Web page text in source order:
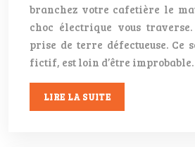
branchez votre cafetière le
choc électrique vous
prise de terre défectueuse. Ce
fictif, est loin d’être
LIRE LA SUITE